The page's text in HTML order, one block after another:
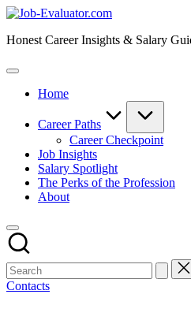
Skip
content
Job-
Honest Career Insights & Salary
Home
Career Paths
Career Checkpoint
Job Insights
Salary Spotlight
The Perks of the Profession
About
Contacts